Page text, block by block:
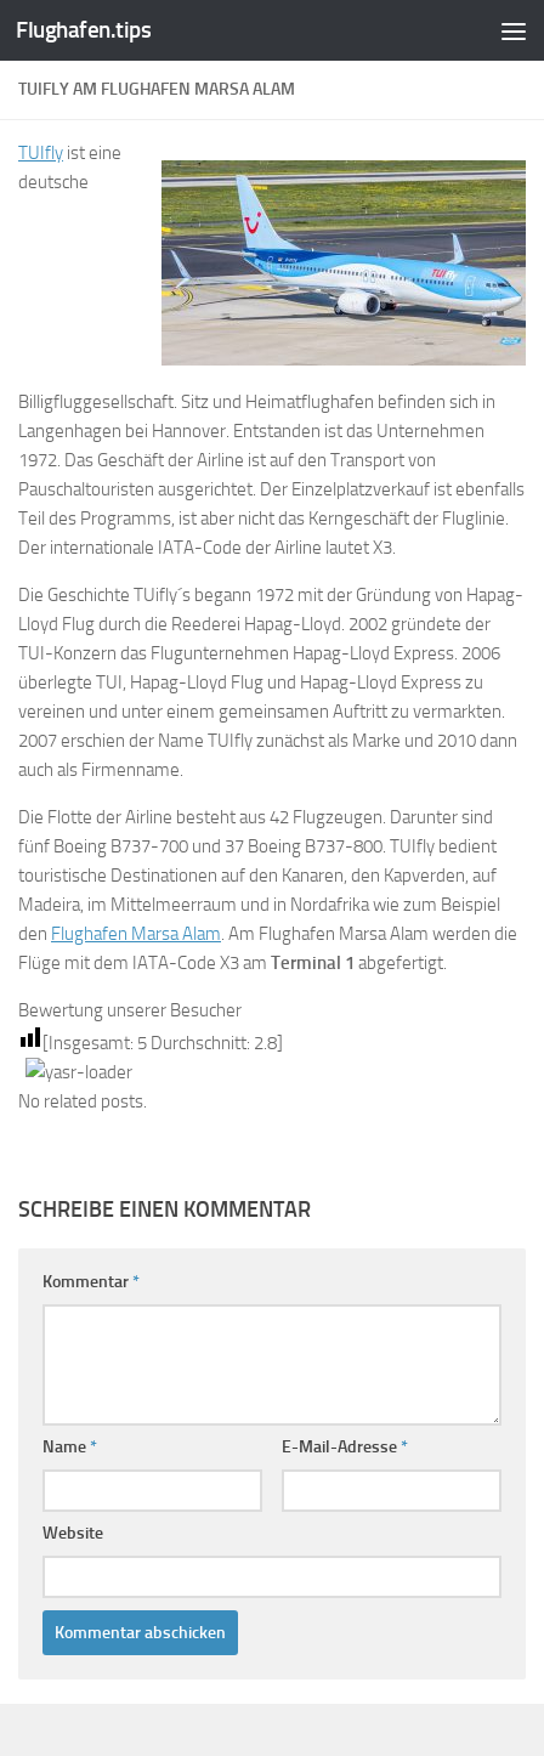
Zum Inhalt springen
Flughafen.tips
TUIFLY AM FLUGHAFEN MARSA ALAM
TUIfly ist eine
deutsche
Billigfluggesellschaft. Sitz und Heimatflughafen befinden sich in
Langenhagen bei Hannover. Entstanden ist das Unternehmen
1972. Das Geschäft der Airline ist auf den Transport von
Pauschaltouristen ausgerichtet. Der Einzelplatzverkauf ist ebenfalls
Teil des Programms, ist aber nicht das Kerngeschäft der Fluglinie.
Der internationale IATA-Code der Airline lautet X3.
Die Geschichte TUifly´s begann 1972 mit der Gründung von Hapag-
Lloyd Flug durch die Reederei Hapag-Lloyd. 2002 gründete der
TUI-Konzern das Flugunternehmen Hapag-Lloyd Express. 2006
überlegte TUI, Hapag-Lloyd Flug und Hapag-Lloyd Express zu
vereinen und unter einem gemeinsamen Auftritt zu vermarkten.
2007 erschien der Name TUIfly zunächst als Marke und 2010 dann
auch als Firmenname.
Die Flotte der Airline besteht aus 42 Flugzeugen. Darunter sind
fünf Boeing B737-700 und 37 Boeing B737-800. TUIfly bedient
touristische Destinationen auf den Kanaren, den Kapverden, auf
Madeira, im Mittelmeerraum und in Nordafrika wie zum Beispiel
den Flughafen Marsa Alam. Am Flughafen Marsa Alam werden die
Flüge mit dem IATA-Code X3 am Terminal 1 abgefertigt.
Bewertung unserer Besucher
[Insgesamt: 5 Durchschnitt: 2.8]
No related posts.
SCHREIBE EINEN KOMMENTAR
Kommentar*
Name* E-Mail-Adresse*
Website